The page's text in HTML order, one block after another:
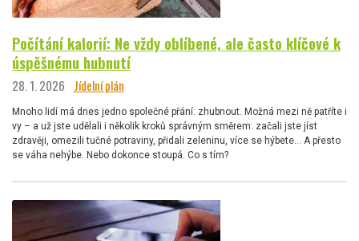
Počítání kalorií: Ne vždy oblíbené, ale často klíčové k
úspěšnému hubnutí
28. 1. 2026 Jídelní plán
Mnoho lidí má dnes jedno společné přání: zhubnout. Možná mezi ně patříte i
vy – a už jste udělali i několik kroků správným směrem: začali jste jíst
zdravěji, omezili tučné potraviny, přidali zeleninu, více se hýbete… A přesto
se váha nehýbe. Nebo dokonce stoupá. Co s tím?